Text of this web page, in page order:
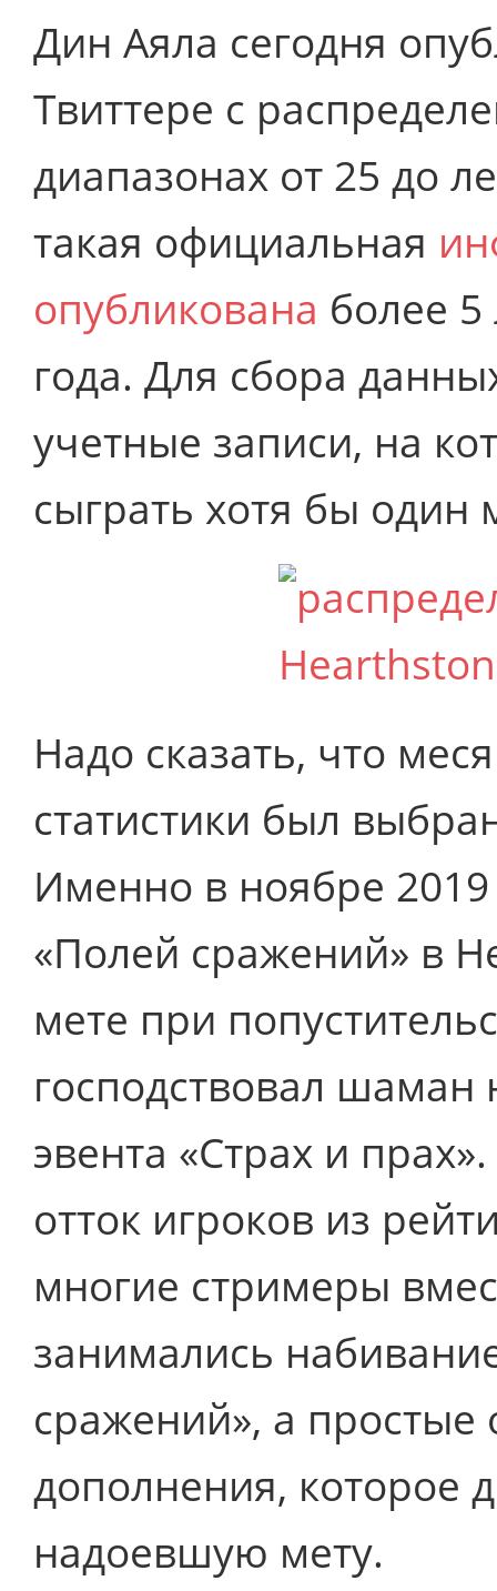
Дин Аяла сегодня
Твиттере с
диапазонах от 25 до
такая официальная
опубликована более 5
года. Для сбора
учетные записи, на
сыграть хотя бы один
Надо сказать, что
статистики был
Именно в ноябре 2019
«Полей сражений» в
мете при
господствовал
эвента «Страх и
отток игроков из
многие стримеры
занимались
сражений», а
дополнения, которое
надоевшую мету.